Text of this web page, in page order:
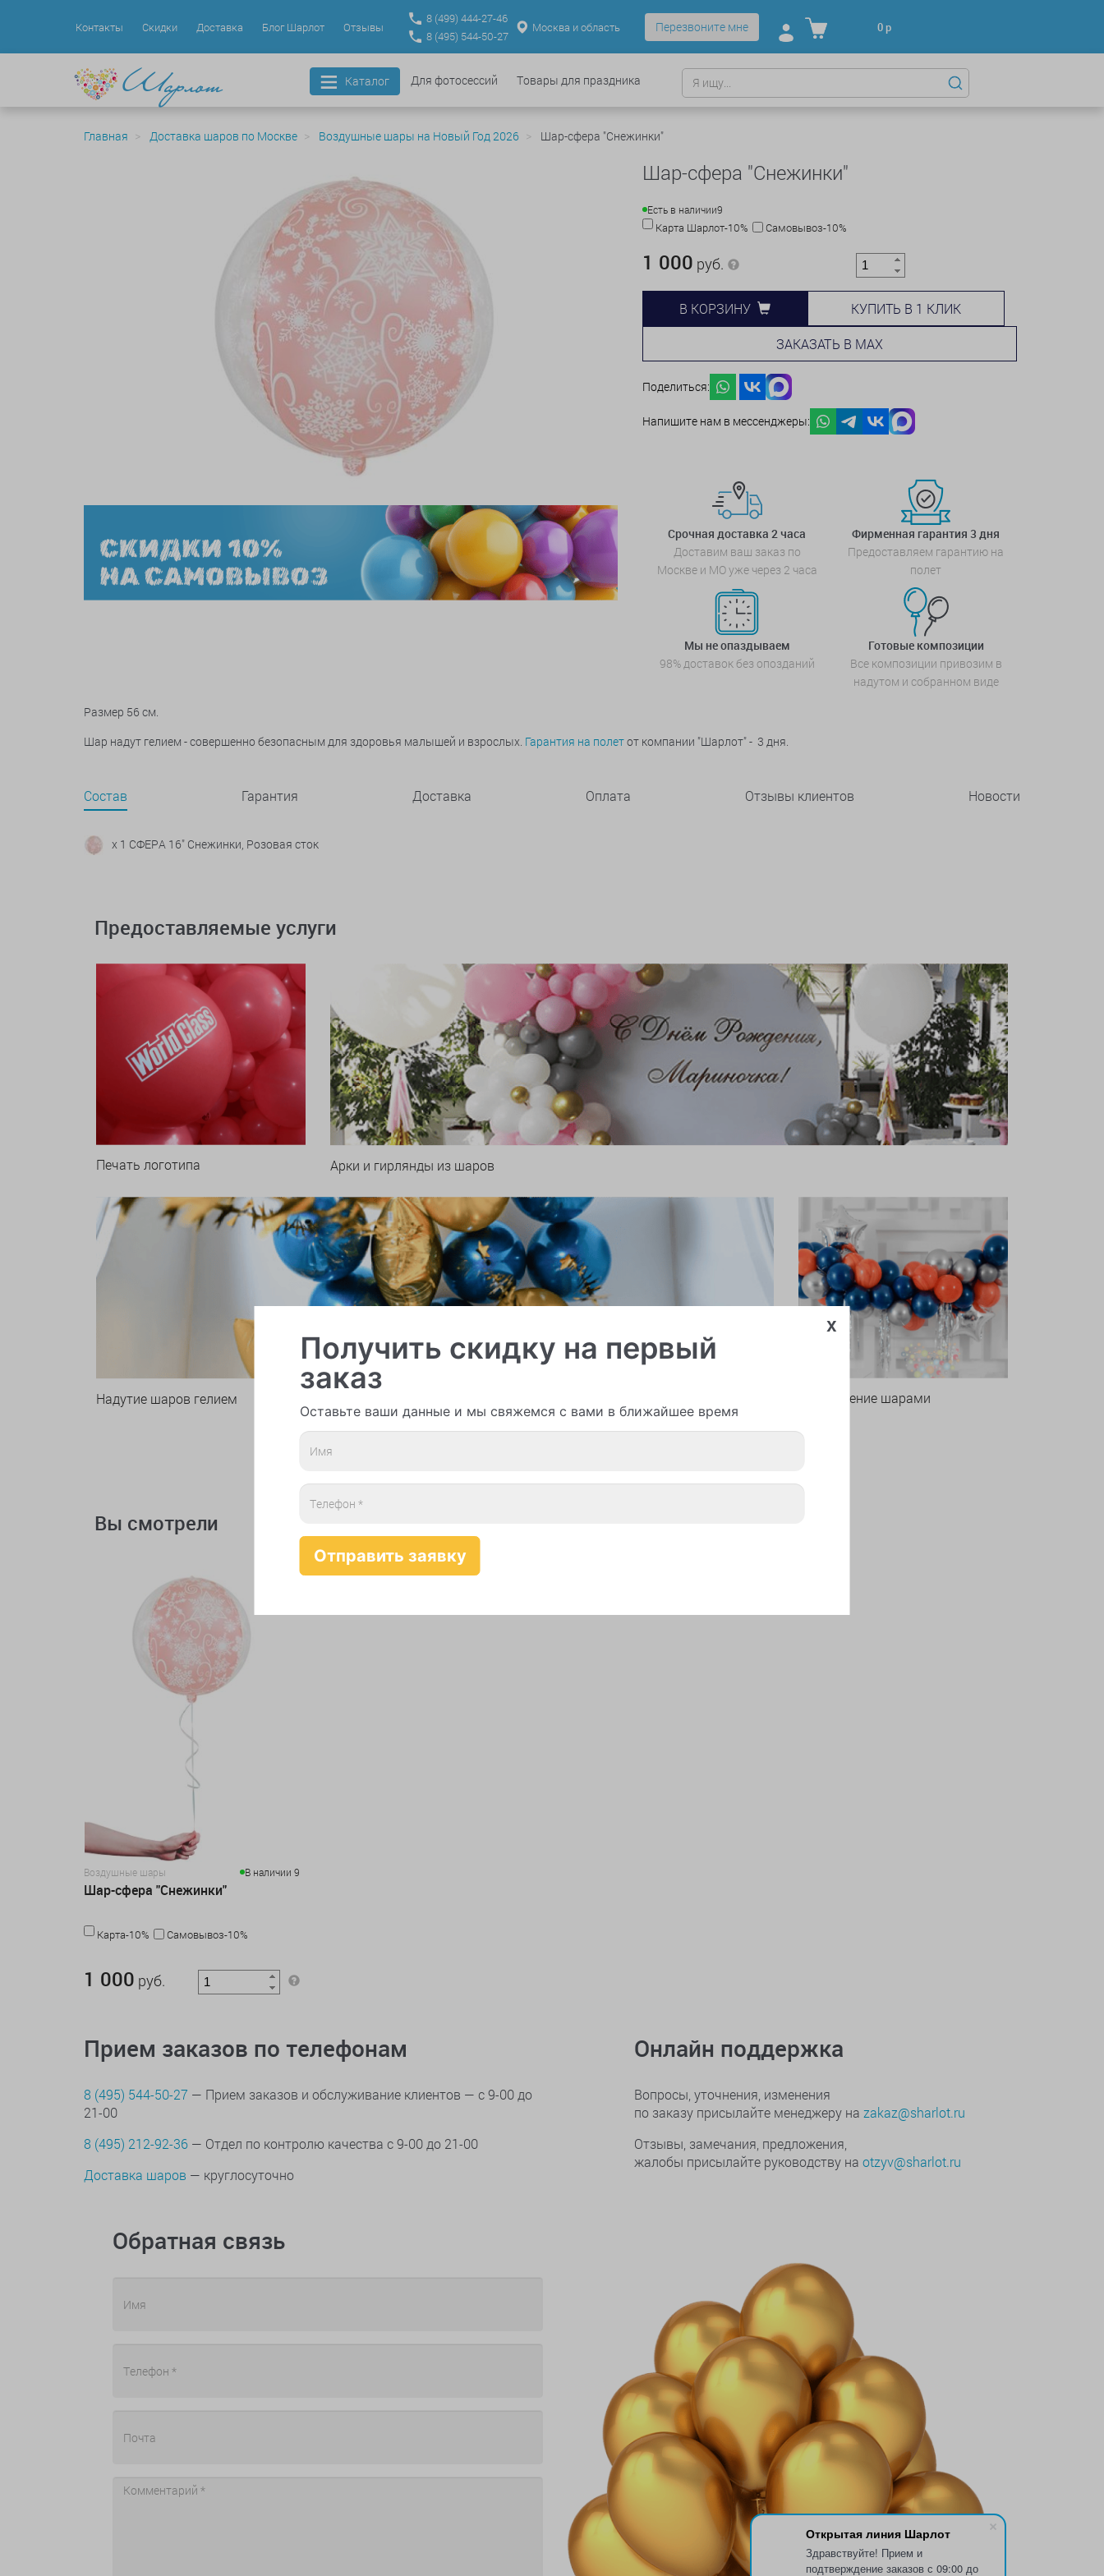
Открытая линия Шарлот
Здравствуйте! Прием и
подтверждение заказов с 09:00 до
Контакты Скидки Доставка Блог Шарлот Отзывы
8 (499) 444-27-46
8 (495) 544-50-27
Москва и область Перезвоните мне 0р
Каталог Для фотосессий Товары для праздника
Главная Доставка шаров по Москве Воздушные шары на Новый Год 2026 Шар-сфера "Снежинки"
Шар-сфера "Снежинки"
Есть в наличии9
Карта Шарлот-10% Самовывоз-10%
1 000 руб.
В КОРЗИНУ КУПИТЬ В 1 КЛИК
ЗАКАЗАТЬ В MAX
Поделиться:
Напишите нам в мессенджеры:
Срочная доставка 2 часа
Доставим ваш заказ по
Москве и МО уже через 2 часа
Фирменная гарантия 3 дня
Предоставляем гарантию на
полет
Мы не опаздываем
98% доставок без опозданий
Готовые композиции
Все композиции привозим в
надутом и собранном виде
Размер 56 см.
Шар надут гелием - совершенно безопасным для здоровья малышей и взрослых. Гарантия на полетот компании "Шарлот" - 3 дня.
Состав Гарантия Доставка Оплата Отзывы клиентов Новости
x 1 СФЕРА 16" Снежинки, Розовая сток
Предоставляемые услуги
Печать логотипа Арки и гирлянды из шаров
Надутие шаров гелием Оформление шарами
Вы смотрели
Воздушные шары В наличии 9
Шар-сфера "Снежинки"
Карта-10%
Самовывоз-10%
1 000 руб.
Прием заказов по телефонам
8 (495) 544-50-27 — Прием заказов и обслуживание клиентов — с 9-00 до
21-00
8 (495) 212-92-36 — Отдел по контролю качества с 9-00 до 21-00
Доставка шаров — круглосуточно
Онлайн поддержка
Вопросы, уточнения, изменения
по заказу присылайте менеджеру на zakaz@sharlot.ru
Отзывы, замечания, предложения,
жалобы присылайте руководству на otzyv@sharlot.ru
Обратная связь
x
Получить скидку на первый
заказ
Оставьте ваши данные и мы свяжемся с вами в ближайшее время